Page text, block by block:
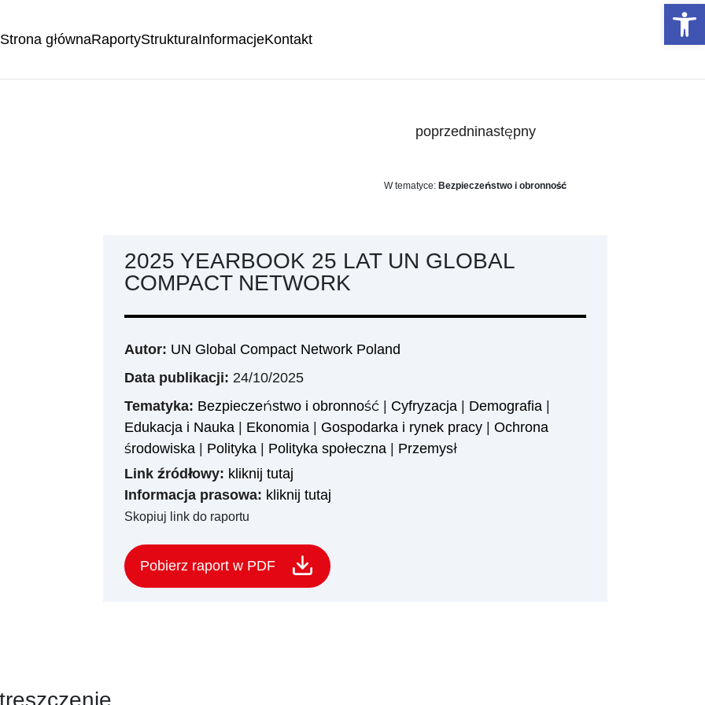
Strona głównaRaportyStrukturaInformacjeKontakt
poprzedninastępny
W tematyce: Bezpieczeństwo i obronność
2025 YEARBOOK 25 LAT UN GLOBAL
COMPACT NETWORK
Autor: UN Global Compact Network Poland
Data publikacji: 24/10/2025
Tematyka: Bezpieczeństwo i obronność| Cyfryzacja| Demografia|
Edukacja i Nauka| Ekonomia| Gospodarka i rynek pracy| Ochrona
środowiska| Polityka| Polityka społeczna| Przemysł
Link źródłowy: kliknij tutaj
Informacja prasowa: kliknij tutaj
Skopiuj link do raportu
Pobierz raport w PDF